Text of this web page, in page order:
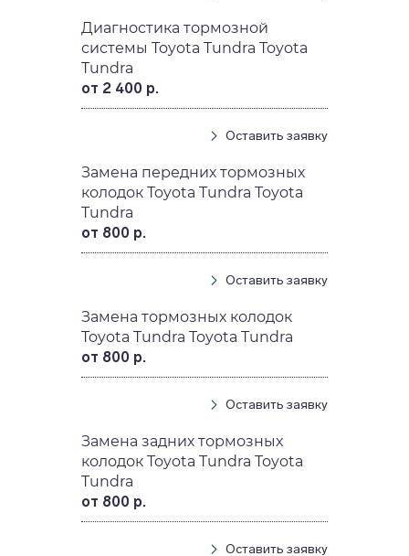
Диагностика тормозной
системы Toyota Tundra Toyota
Tundra
от 2 400 р.
Оставить заявку
Замена передних тормозных
колодок Toyota Tundra Toyota
Tundra
от 800 р.
Оставить заявку
Замена тормозных колодок
Toyota Tundra Toyota Tundra
от 800 р.
Оставить заявку
Замена задних тормозных
колодок Toyota Tundra Toyota
Tundra
от 800 р.
Оставить заявку